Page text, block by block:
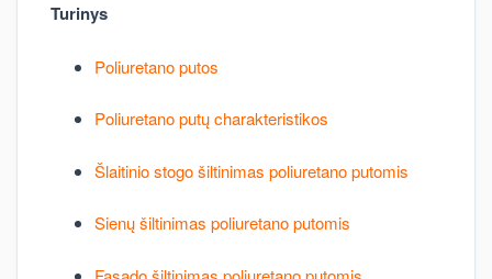
Turinys
Poliuretano putos
Poliuretano putų charakteristikos
Šlaitinio stogo šiltinimas poliuretano putomis
Sienų šiltinimas poliuretano putomis